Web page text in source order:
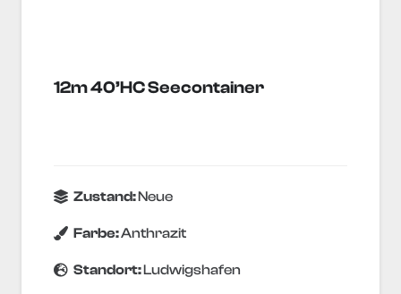
12m 40’HC Seecontainer
Zustand:Neue
Farbe:Anthrazit
Standort:Ludwigshafen